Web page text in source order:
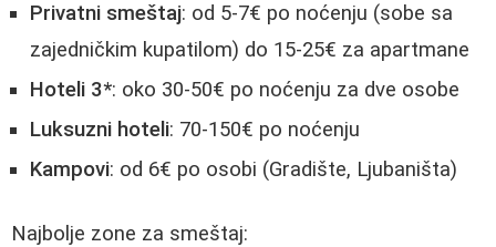
Privatni smeštaj: od 5-7€ po noćenju (sobe sa
zajedničkim kupatilom) do 15-25€ za apartmane
Hoteli 3*: oko 30-50€ po noćenju za dve osobe
Luksuzni hoteli: 70-150€ po noćenju
Kampovi: od 6€ po osobi (Gradište, Ljubaništa)
Najbolje zone za smeštaj: